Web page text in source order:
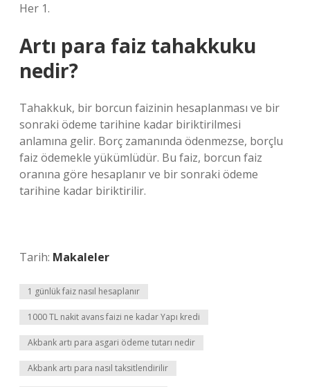
Her 1.
Artı para faiz tahakkuku
nedir?
Tahakkuk, bir borcun faizinin hesaplanması ve bir
sonraki ödeme tarihine kadar biriktirilmesi
anlamına gelir. Borç zamanında ödenmezse, borçlu
faiz ödemekle yükümlüdür. Bu faiz, borcun faiz
oranına göre hesaplanır ve bir sonraki ödeme
tarihine kadar biriktirilir.
Tarih: Makaleler
1 günlük faiz nasıl hesaplanır
1000 TL nakit avans faizi ne kadar Yapı kredi
Akbank artı para asgari ödeme tutarı nedir
Akbank artı para nasıl taksitlendirilir